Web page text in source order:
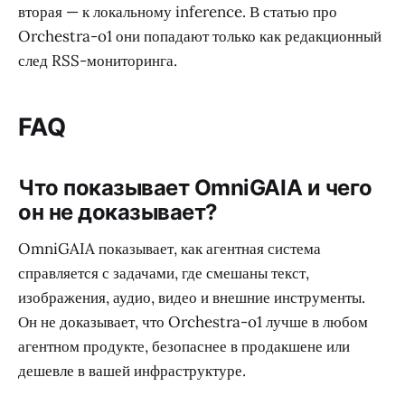
вторая — к локальному inference. В статью про
Orchestra-o1 они попадают только как редакционный
след RSS-мониторинга.
FAQ
Что показывает OmniGAIA и чего
он не доказывает?
OmniGAIA показывает, как агентная система
справляется с задачами, где смешаны текст,
изображения, аудио, видео и внешние инструменты.
Он не доказывает, что Orchestra-o1 лучше в любом
агентном продукте, безопаснее в продакшене или
дешевле в вашей инфраструктуре.